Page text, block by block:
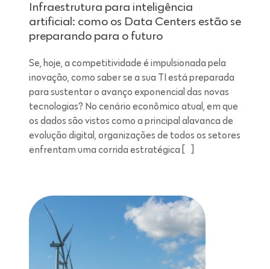
Infraestrutura para inteligência
artificial: como os Data Centers estão se
preparando para o futuro
Se, hoje, a competitividade é impulsionada pela
inovação, como saber se a sua TI está preparada
para sustentar o avanço exponencial das novas
tecnologias? No cenário econômico atual, em que
os dados são vistos como a principal alavanca de
evolução digital, organizações de todos os setores
enfrentam uma corrida estratégica […]